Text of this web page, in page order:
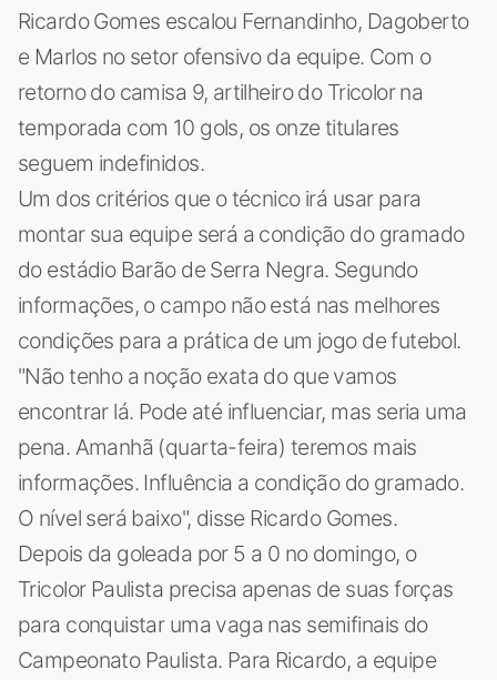
Ricardo Gomes escalou Fernandinho, Dagoberto
e Marlos no setor ofensivo da equipe. Com o
retorno do camisa 9, artilheiro do Tricolor na
temporada com 10 gols, os onze titulares
seguem indefinidos.
Um dos critérios que o técnico irá usar para
montar sua equipe será a condição do gramado
do estádio Barão de Serra Negra. Segundo
informações, o campo não está nas melhores
condições para a prática de um jogo de futebol.
"Não tenho a noção exata do que vamos
encontrar lá. Pode até influenciar, mas seria uma
pena. Amanhã (quarta-feira) teremos mais
informações. Influência a condição do gramado.
O nível será baixo", disse Ricardo Gomes.
Depois da goleada por 5 a 0 no domingo, o
Tricolor Paulista precisa apenas de suas forças
para conquistar uma vaga nas semifinais do
Campeonato Paulista. Para Ricardo, a equipe